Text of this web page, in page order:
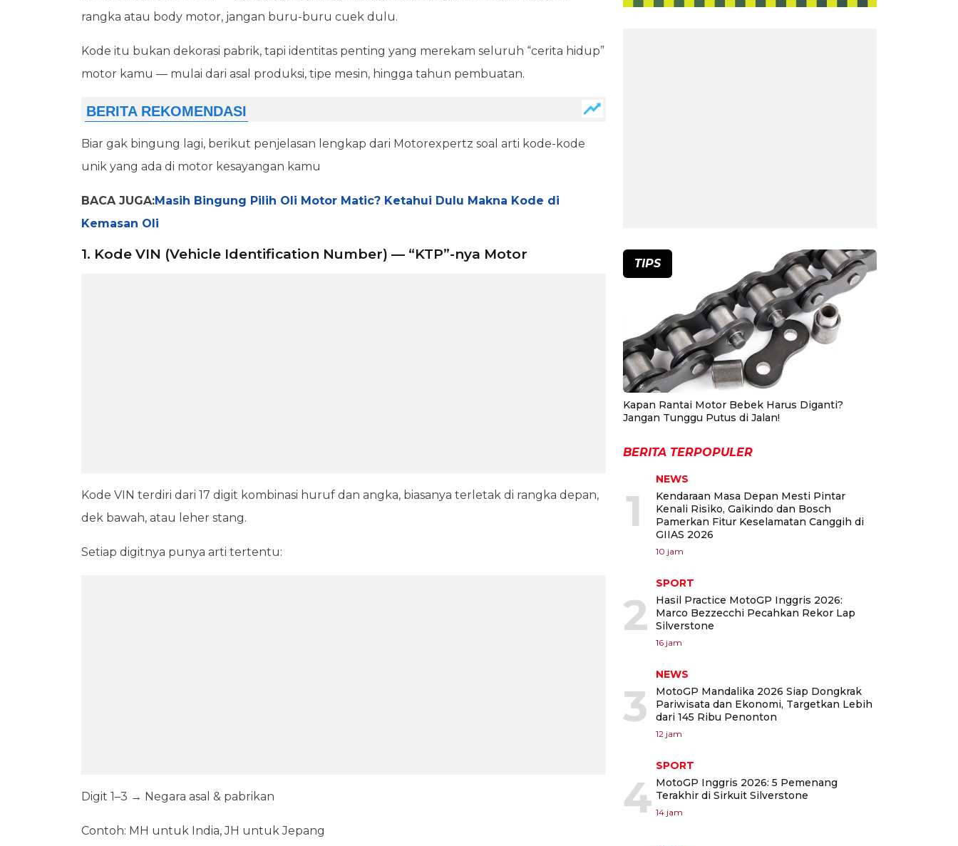
rangka atau body motor, jangan buru-buru cuek dulu.
Kode itu bukan dekorasi pabrik, tapi identitas penting yang merekam seluruh “cerita hidup”
motor kamu — mulai dari asal produksi, tipe mesin, hingga tahun pembuatan.
Biar gak bingung lagi, berikut penjelasan lengkap dari Motorexpertz soal arti kode-kode
unik yang ada di motor kesayangan kamu
BACA JUGA:Masih Bingung Pilih Oli Motor Matic? Ketahui Dulu Makna Kode di
Kemasan Oli
1. Kode VIN (Vehicle Identification Number) — “KTP”-nya Motor
Kode VIN terdiri dari 17 digit kombinasi huruf dan angka, biasanya terletak di rangka depan,
dek bawah, atau leher stang.
Setiap digitnya punya arti tertentu:
Digit 1–3 → Negara asal & pabrikan
Contoh: MH untuk India, JH untuk Jepang
TIPS
Kapan Rantai Motor Bebek Harus Diganti?
Jangan Tunggu Putus di Jalan!
BERITA TERPOPULER
1
NEWS
Kendaraan Masa Depan Mesti Pintar
Kenali Risiko, Gaikindo dan Bosch
Pamerkan Fitur Keselamatan Canggih di
GIIAS 2026
10 jam
2
SPORT
Hasil Practice MotoGP Inggris 2026:
Marco Bezzecchi Pecahkan Rekor Lap
Silverstone
16 jam
3
NEWS
MotoGP Mandalika 2026 Siap Dongkrak
Pariwisata dan Ekonomi, Targetkan Lebih
dari 145 Ribu Penonton
12 jam
4
SPORT
MotoGP Inggris 2026: 5 Pemenang
Terakhir di Sirkuit Silverstone
14 jam